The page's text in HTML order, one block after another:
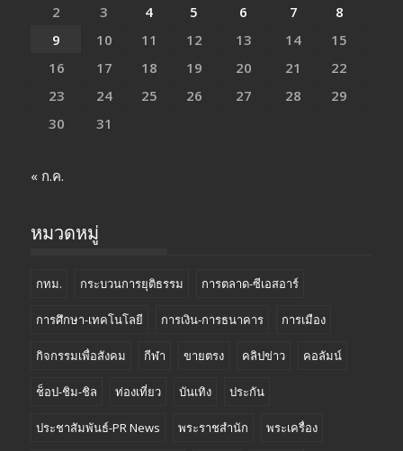
2
3 4 5 6 7
8
9
10 11 12 13 14
15
16
17 18 19 20 21
22
23
24 25 26 27 28
29
30
31
« ก.ค.
หมวดหมู่
กทม. กระบวนการยุติธรรม การตลาด-ซีเอสอาร์
การศึกษา-เทคโนโลยี การเงิน-การธนาคาร การเมือง
กิจกรรมเพื่อสังคม กีฬา ขายตรง คลิปข่าว คอลัมน์
ช็อป-ชิม-ชิล ท่องเที่ยว บันเทิง ประกัน
ประชาสัมพันธ์-PR News พระราชสำนัก พระเครื่อง